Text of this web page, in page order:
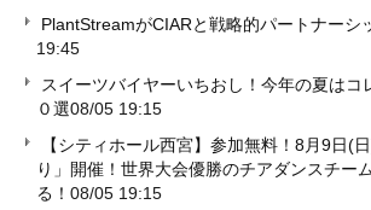
PlantStreamがCIARと戦略的パートナーシ
19:45
スイーツバイヤーいちおし！今年の夏は
０選08/05 19:15
【シティホール西宮】参加無料！8月9日(
り」開催！世界大会優勝のチアダンスチー
る！ 08/05 19:15